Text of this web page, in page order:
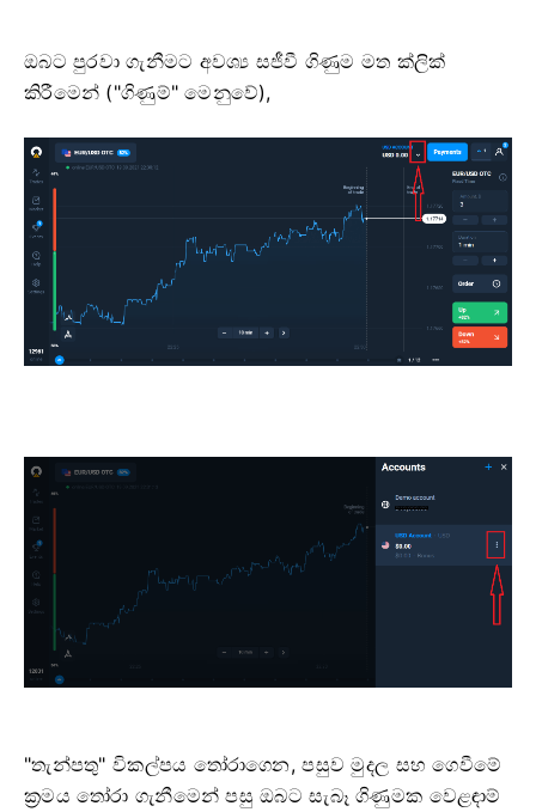
ඔබට පුරවා ගැනීමට අවශ්‍ය සජීවී ගිණුම මත ක්ලික්
කිරීමෙන් ("ගිණුම්" මෙනුවේ),
"තැන්පතු" විකල්පය තෝරාගෙන, පසුව මුදල සහ ගෙවීමේ
ක්‍රමය තෝරා ගැනීමෙන් පසු ඔබට සැබෑ ගිණුමක වෙළඳාම්